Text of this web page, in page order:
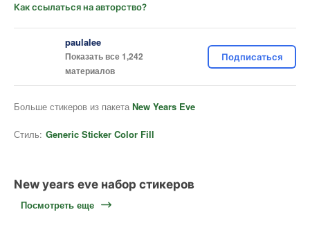
Как ссылаться на авторство?
paulalee
Показать все 1,242
материалов
Подписаться
Больше стикеров из пакета New Years Eve
Стиль: Generic Sticker Color Fill
New years eve набор стикеров
Посмотреть еще